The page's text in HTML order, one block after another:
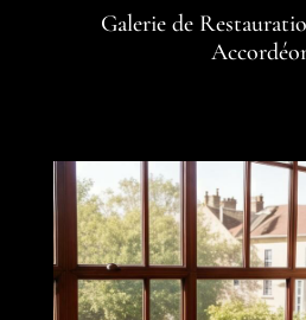
Galerie de